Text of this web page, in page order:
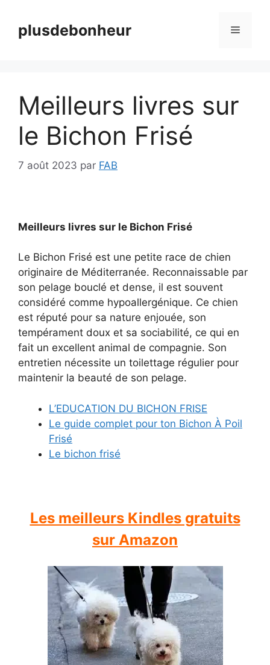
contenuplusdebonheur Menu
Meilleurs livres sur
le Bichon Frisé
7 août 2023 par FAB
Meilleurs livres sur le Bichon Frisé
Le Bichon Frisé est une petite race de chien
originaire de Méditerranée. Reconnaissable par
son pelage bouclé et dense, il est souvent
considéré comme hypoallergénique. Ce chien
est réputé pour sa nature enjouée, son
tempérament doux et sa sociabilité, ce qui en
fait un excellent animal de compagnie. Son
entretien nécessite un toilettage régulier pour
maintenir la beauté de son pelage.
L’EDUCATION DU BICHON FRISE
Le guide complet pour ton Bichon À Poil
Frisé
Le bichon frisé
Les meilleurs Kindles gratuits
sur Amazon